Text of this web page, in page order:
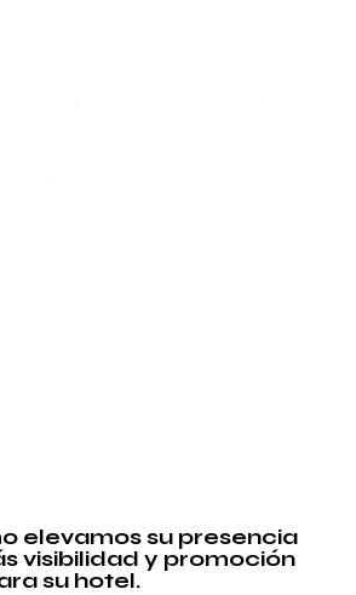
elevamos su presencia
visibilidad y promoción
su hotel.